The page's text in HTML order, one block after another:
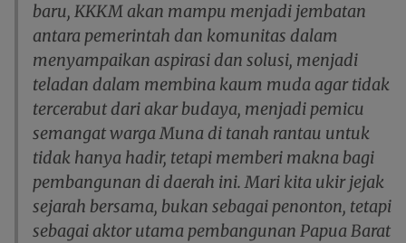
baru, KKKM akan mampu menjadi jembatan
antara pemerintah dan komunitas dalam
menyampaikan aspirasi dan solusi, menjadi
teladan dalam membina kaum muda agar tidak
tercerabut dari akar budaya, menjadi pemicu
semangat warga Muna di tanah rantau untuk
tidak hanya hadir, tetapi memberi makna bagi
pembangunan di daerah ini. Mari kita ukir jejak
sejarah bersama, bukan sebagai penonton, tetapi
sebagai aktor utama pembangunan Papua Barat